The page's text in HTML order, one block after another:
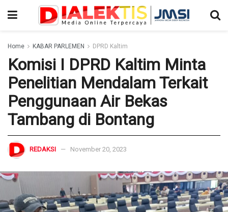
Home KABAR PARLEMEN DPRD Kaltim
Komisi I DPRD Kaltim Minta
Penelitian Mendalam Terkait
Penggunaan Air Bekas
Tambang di Bontang
REDAKSI November 20, 2023